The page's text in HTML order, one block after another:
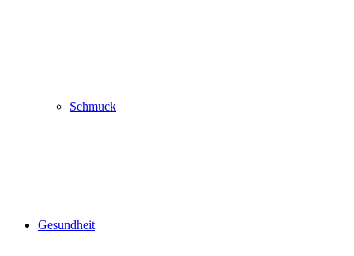
Schmuck
Gesundheit